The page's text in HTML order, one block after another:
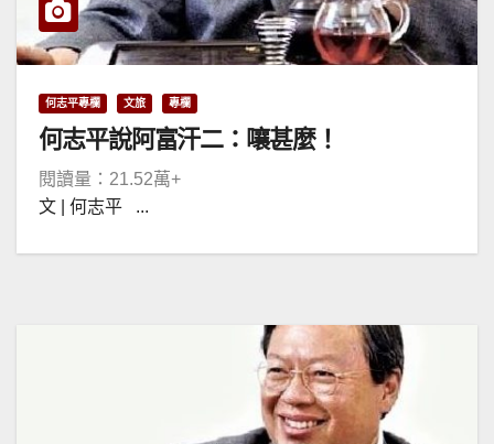
何志平專欄 文旅 專欄
何志平說阿富汗二：嚷甚麼！
閱讀量：21.52萬+
文 | 何志平 ...